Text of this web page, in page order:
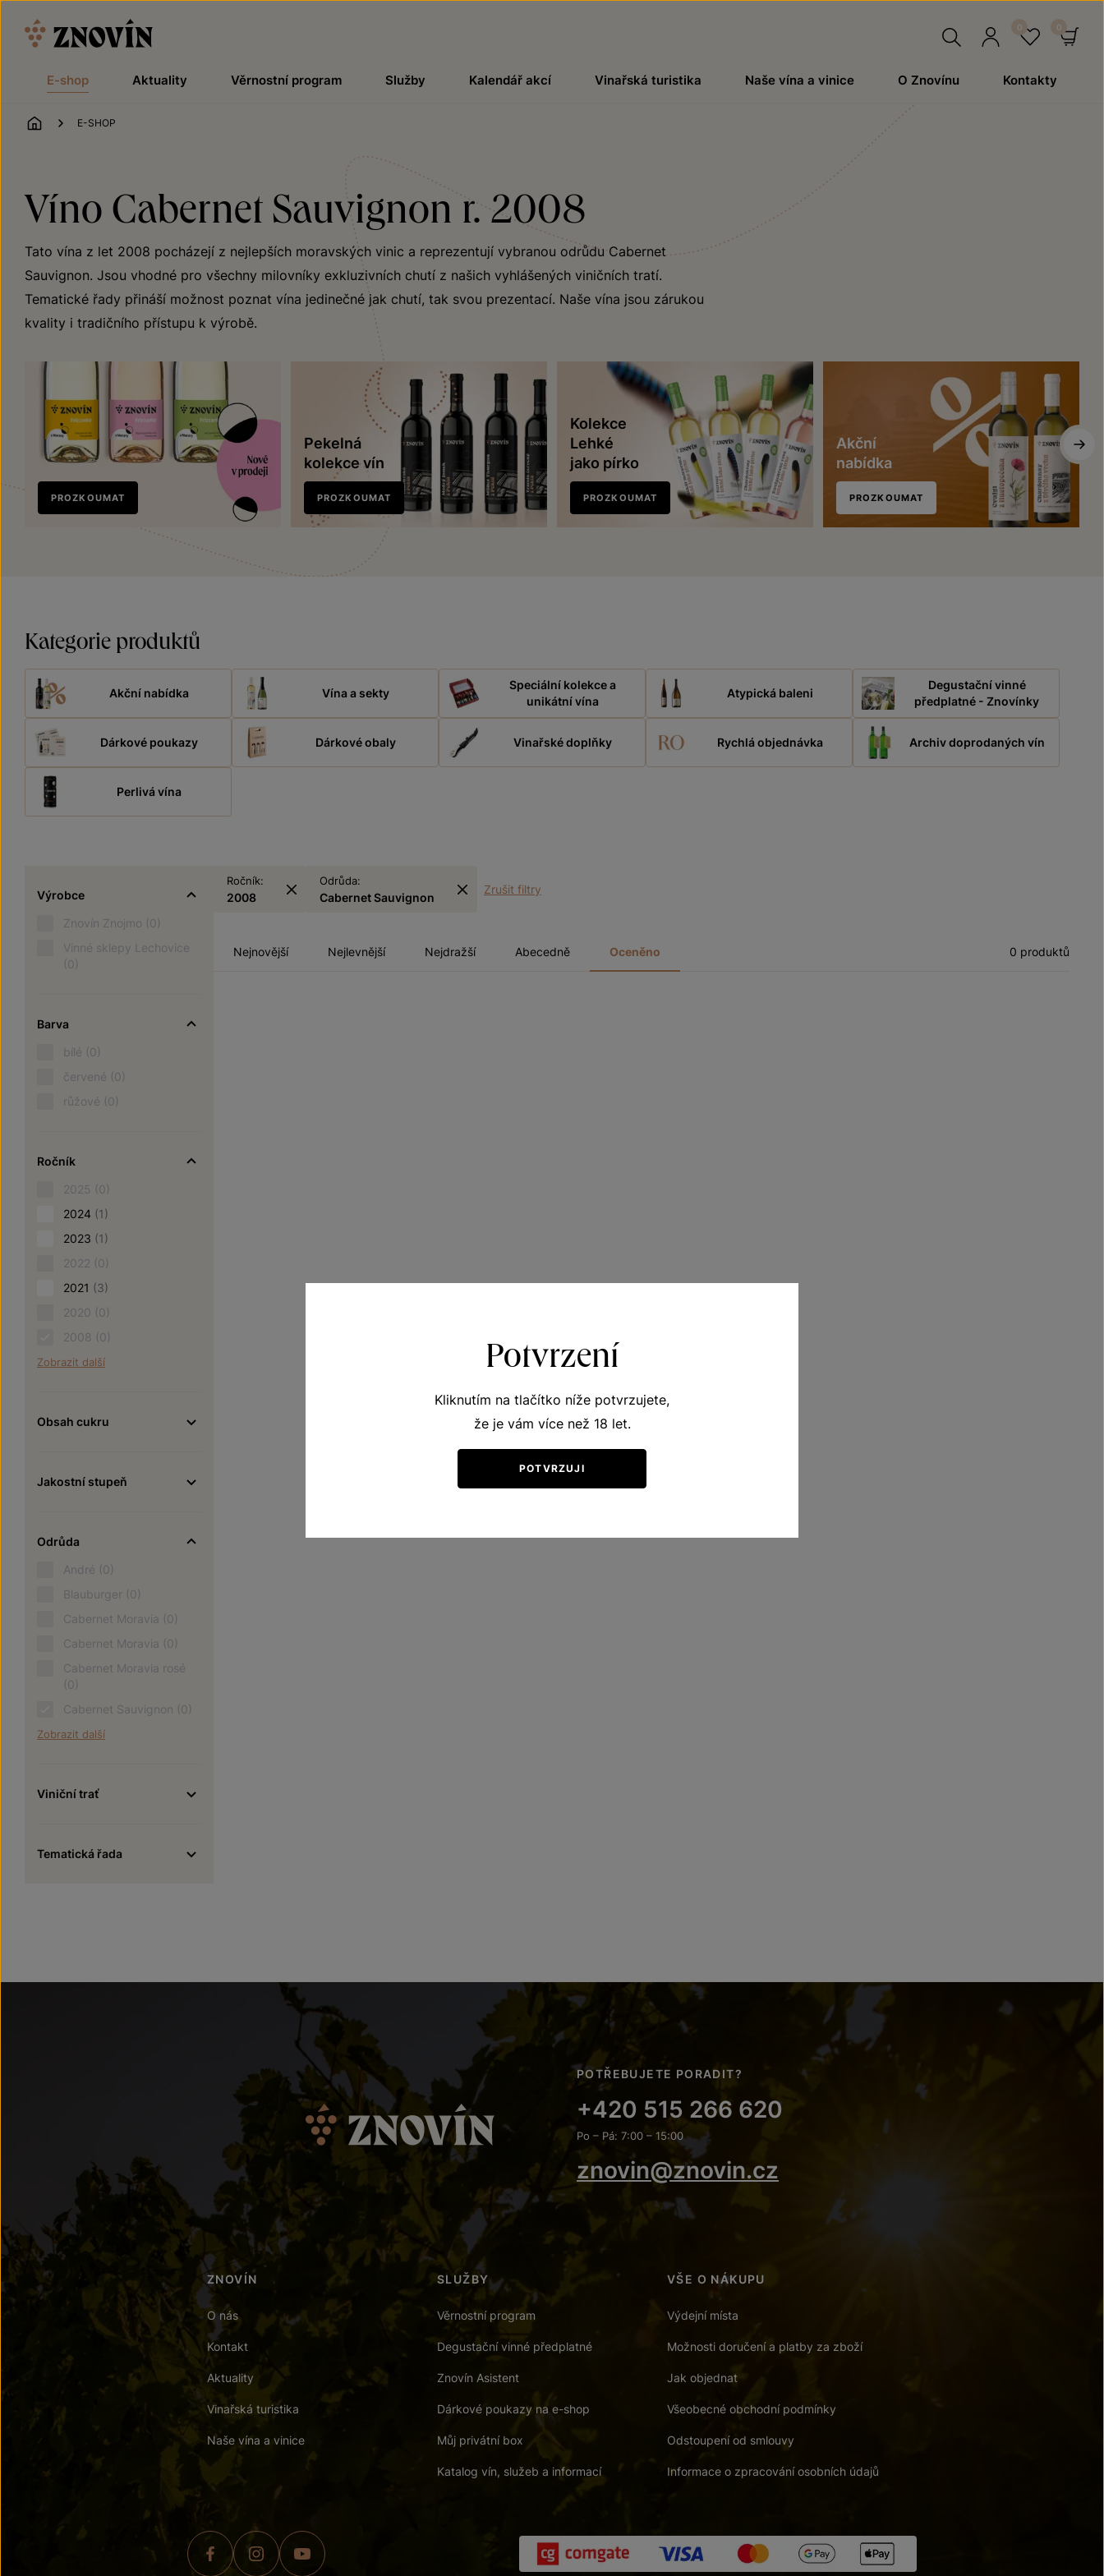
E-shop Aktuality Věrnostní program Služby Kalendář akcí Vinařská turistika Naše vína a vinice O Znovínu Kontakty
ÚVOD
E-SHOP
Víno Cabernet Sauvignon r. 2008
Tato vína z let 2008 pocházejí z nejlepších moravských vinic a reprezentují vybranou odrůdu Cabernet
Sauvignon. Jsou vhodné pro všechny milovníky exkluzivních chutí z našich vyhlášených viničních tratí.
Tematické řady přináší možnost poznat vína jedinečné jak chutí, tak svou prezentací. Naše vína jsou zárukou
kvality i tradičního přístupu k výrobě.
Nově
v prodeji
PROZKOUMAT
Pekelná
kolekce vín
PROZKOUMAT
Kolekce
Lehké
jako pírko
PROZKOUMAT
Akční
nabídka
PROZKOUMAT
Kategorie produktů
Akční nabídka Vína a sekty
Speciální kolekce a
unikátní vína
Atypická baleni
Degustační vinné
předplatné - Znovínky
Dárkové poukazy Dárkové obaly Vinařské doplňky Rychlá objednávka Archiv doprodaných vín
Perlivá vína
Výrobce
Znovín Znojmo (0)
Vinné sklepy Lechovice
(0)
Barva
bílé (0)
červené (0)
růžové (0)
Ročník
2025 (0)
2024 (1)
2023 (1)
2022 (0)
2021 (3)
2020 (0)
2008 (0)
Zobrazit další
Obsah cukru
Jakostní stupeň
Odrůda
André (0)
Blauburger (0)
Cabernet Moravia (0)
Cabernet Moravia (0)
Cabernet Moravia rosé
(0)
Cabernet Sauvignon (0)
Zobrazit další
Viniční trať
Tematická řada
Ročník:
2008
Odrůda:
Cabernet Sauvignon
Zrušit filtry
Nejnovější Nejlevnější Nejdražší Abecedně Oceněno 0 produktů
POTŘEBUJETE PORADIT?
+420 515 266 620
Po – Pá: 7:00 – 15:00
znovin@znovin.cz
ZNOVÍN
O nás
Kontakt
Aktuality
Vinařská turistika
Naše vína a vinice
SLUŽBY
Věrnostní program
Degustační vinné předplatné
Znovín Asistent
Dárkové poukazy na e-shop
Můj privátní box
Katalog vín, služeb a informací
VŠE O NÁKUPU
Výdejní místa
Možnosti doručení a platby za zboží
Jak objednat
Všeobecné obchodní podmínky
Odstoupení od smlouvy
Informace o zpracování osobních údajů
Potvrzení
Kliknutím na tlačítko níže potvrzujete,
že je vám více než 18 let.
POTVRZUJI